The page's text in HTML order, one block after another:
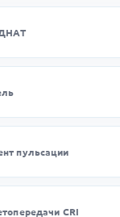
пульсации
CRI